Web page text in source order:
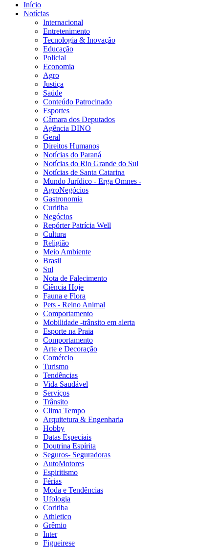
Início
Notícias
Internacional
Entretenimento
Tecnologia & Inovação
Educação
Policial
Economia
Agro
Justiça
Saúde
Conteúdo Patrocinado
Esportes
Câmara dos Deputados
Agência DINO
Geral
Direitos Humanos
Notícias do Paraná
Notícias do Rio Grande do Sul
Notícias de Santa Catarina
Mundo Jurídico - Erga Omnes -
AgroNegócios
Gastronomia
Curitiba
Negócios
Repórter Patrícia Well
Cultura
Religião
Meio Ambiente
Brasil
Sul
Nota de Falecimento
Ciência Hoje
Fauna e Flora
Pets - Reino Animal
Comportamento
Mobilidade -trânsito em alerta
Esporte na Praia
Comportamento
Arte e Decoração
Comércio
Turismo
Tendências
Vida Saudável
Serviços
Trânsito
Clima Tempo
Arquitetura & Engenharia
Hobby
Datas Especiais
Doutrina Espírita
Seguros- Seguradoras
AutoMotores
Espiritismo
Férias
Moda e Tendências
Ufologia
Coritiba
Athletico
Grêmio
Inter
Figueirese